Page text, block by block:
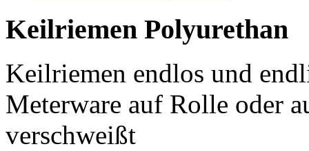
Keilriemen Polyurethan
Keilriemen endlos und
Meterware auf Rolle oder
verschweißt